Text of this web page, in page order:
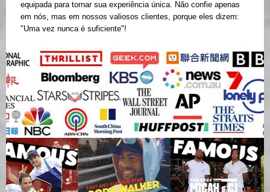
equipada para tornar sua experiência única. Não confie apenas
em nós, mas em nossos valiosos clientes, porque eles dizem:
"Uma vez nunca é suficiente"!